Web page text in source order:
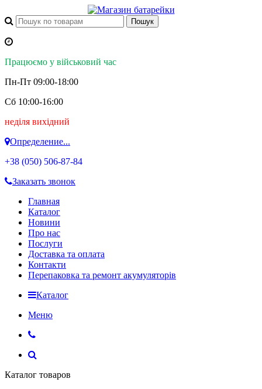
Працюємо у військовий час
Пн-Пт 09:00-18:00
Сб 10:00-16:00
неділя вихідний
Определение...
+38 (050) 506-87-84
Заказать звонок
Главная
Каталог
Новини
Про нас
Послуги
Доставка та оплата
Контакти
Перепаковка та ремонт акумуляторів
Каталог
Меню
Каталог товаров